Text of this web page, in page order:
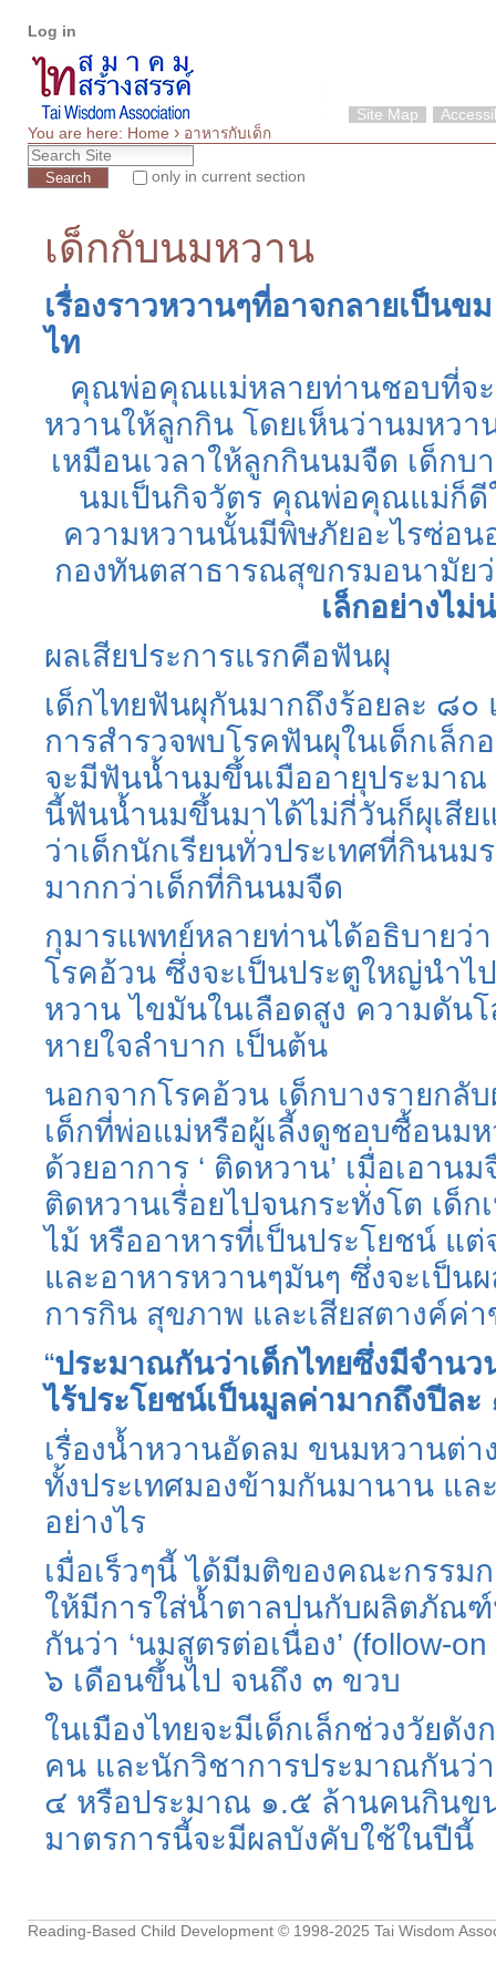
content.
Skip
to
navigation
Site Map
tools
Log in
You are here: Home › อาหารกับเด็ก
Search Site
only in current section
เด็กกับนมหวาน
เรื่องราวหวานๆที่อาจกลายเป็นข
ไท
คุณพ่อคุณแม่หลายท่านชอบที่จ
หวานให้ลูกกิน โดยเห็นว่านมหวา
เหมือนเวลาให้ลูกกินนมจืด เด็กบ
นมเป็นกิจวัตร คุณพ่อคุณแม่ก็ดี
ความหวานนั้นมีพิษภัยอะไรซ่อน
กองทันตสาธารณสุขกรมอนามัย
เล็กอย่างไม่
ผลเสียประการแรกคือฟันผุ
เด็กไทยฟันผุกันมากถึงร้อยละ ๘๐
การสำรวจพบโรคฟันผุในเด็กเล็ก
จะมีฟันน้ำนมขึ้นเมืออายุประมาณ
นี้ฟันน้ำนมขึ้นมาได้ไม่กี่วันก็ผุเสีย
ว่าเด็กนักเรียนทั่วประเทศที่กินน
มากกว่าเด็กที่กินนมจืด
กุมารแพทย์หลายท่านได้อธิบายว่า
โรคอ้วน ซึ่งจะเป็นประตูใหญ่นำไ
หวาน ไขมันในเลือดสูง ความดัน
หายใจลำบาก เป็นต้น
นอกจากโรคอ้วน เด็กบางรายกลั
เด็กที่พ่อแม่หรือผู้เลี้งดูชอบซื้อนม
ด้วยอาการ ‘ ติดหวาน’ เมื่อเอาน
ติดหวานเรื่อยไปจนกระทั่งโต เด็ก
ไม้ หรืออาหารที่เป็นประโยชน์ แต่
และอาหารหวานๆมันๆ ซึ่งจะเป็น
การกิน สุขภาพ และเสียสตางค์ค่
“ประมาณกันว่าเด็กไทยซึ่งมีจำนว
ไร้ประโยชน์เป็นมูลค่ามากถึงปีละ
เรื่องน้ำหวานอัดลม ขนมหวานต่า
ทั้งประเทศมองข้ามกันมานาน แล
อย่างไร
เมื่อเร็วๆนี้ ได้มีมติของคณะกรรม
ให้มีการใส่น้ำตาลปนกับผลิตภัณฑ์
กันว่า ‘นมสูตรต่อเนื่อง’ (follow-
๖ เดือนขึ้นไป จนถึง ๓ ขวบ
ในเมืองไทยจะมีเด็กเล็กช่วงวัยดั
คน และนักวิชาการประมาณกันว่
๔ หรือประมาณ ๑.๕ ล้านคนกินข
มาตรการนี้จะมีผลบังคับใช้ในปีนี้
Reading-Based Child Development © 1998-2025 Tai Wisdom